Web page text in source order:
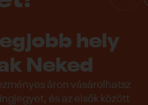
hely
Neked
áron vásárolhatsz
és az elsők között